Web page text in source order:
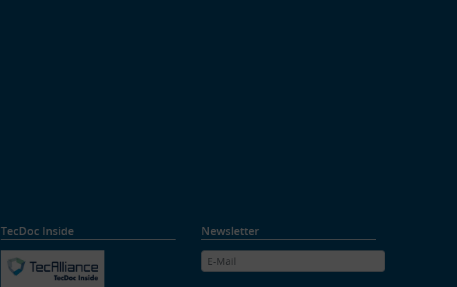
TecDoc Inside Newsletter